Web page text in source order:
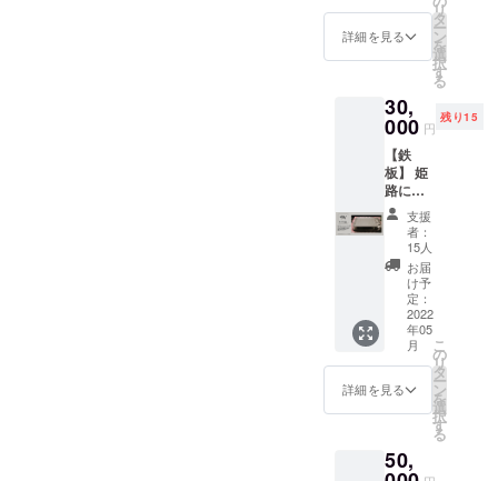
らへん
時、あ
るや
ん？ そ
腰にス
キレッ
ト用の
レザー
ハンド
ル、ぶ
ら下げ
てたら
便利
や、思
わへ
ん？」
「いい
です
ねー！
無骨な
感じ、
好きな
んで
ってこ
とで、
たこと
を思い
出し、
2021年
9月19日
20日に
六甲山
653caf
eで開催
した
「ロッ
コー
デー
キャン
プフェ
スティ
バル」
の直
前、 初
めて
ショッ
プに伺
い、薪
を購入
いただ
きまし
ま
す！）
ントの
革タ
グ、 ブ
リム
（ツ
バ）の
プリン
トが特
徴で、
バイク
のヘル
メット
もその
ままか
ぶれる
ように
あえて
天ボタ
ン無し
になっ
ていま
ラ」と
レー
ション
とにな
りまし
た。 x
azuroy
xオリジ
ナルの
パラ
コード
アジャ
スター
（これ
はほん
とに良
く出来
ま
す！）
ントの
革タ
地を使
用した
で男前
なtakibi
キャッ
プ。 こ
の度、
クラウ
ドファ
ンディ
ングの
返礼品
として
我々
「BEAT
CAMP /
ハッテ
ラ」と
コラボ
いただ
い！ 飲
み代の
所は鳥○
族では
藤岡行
きつけ
の南出
も知ら
ない居
酒屋か
も？ ご
支援い
ただい
た後、
ご記載
のメー
レスに
ご連絡
で、 日
NEATB
EATS /
BROTH
ザ50回
転ズ / 騒
音寺 /
KiNGO
NS / 忘
れて
モーテ
ルズ 時
間：開
場12:00
開演
14:00
終演
19:00
料金：
22,000
円 （限
場チ
BEATC
AMPア
ウトド
アグッ
powere
d by
ハッテ
マン
ラ」の
詰め合
わせ
セッ
ト。
オープ
ンカ
ラー
シャツ1
枚＋京
丹後
BEATC
AMPの
点を福
袋形式
詳細を見る
リ
タ
ー
ン
を
選
択
す
る
30,
000 円
残り15
【鉄
板】 姫
路に本
社を構
える
「まじ
めにお
もしろ
いモ
ノ・コ
トづく
り」を
実践す
るヒョ
ウゴベ
ンダ。
ページ
→https:
支援
者：
15人
お届
け予
定：
2022
年05
月
詳細を見る
こ
の
リ
タ
ー
ン
を
選
択
す
る
50,